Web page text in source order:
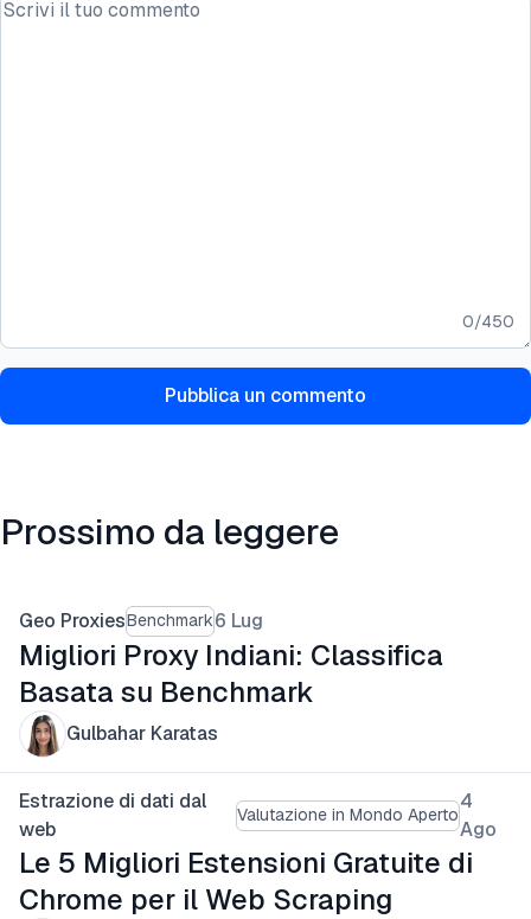
0/450
Pubblica un commento
Prossimo da leggere
Geo ProxiesBenchmark6 Lug
Migliori Proxy Indiani: Classifica
Basata su Benchmark
Gulbahar Karatas
Estrazione di dati dal
web
Valutazione in Mondo Aperto
4
Ago
Le 5 Migliori Estensioni Gratuite di
Chrome per il Web Scraping